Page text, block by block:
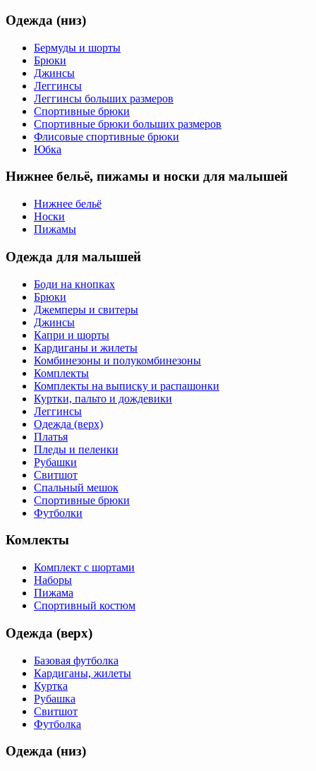
Одежда (низ)
Бермуды и шорты
Брюки
Джинсы
Леггинсы
Леггинсы больших размеров
Спортивные брюки
Спортивные брюки больших размеров
Флисовые спортивные брюки
Юбка
Нижнее бельё, пижамы и носки для малышей
Нижнее бельё
Носки
Пижамы
Одежда для малышей
Боди на кнопках
Брюки
Джемперы и свитеры
Джинсы
Капри и шорты
Кардиганы и жилеты
Комбинезоны и полукомбинезоны
Комплекты
Комплекты на выписку и распашонки
Куртки, пальто и дождевики
Леггинсы
Одежда (верх)
Платья
Пледы и пеленки
Рубашки
Свитшот
Спальный мешок
Спортивные брюки
Футболки
Комлекты
Комплект с шортами
Наборы
Пижама
Спортивный костюм
Одежда (верх)
Базовая футболка
Кардиганы, жилеты
Куртка
Рубашка
Свитшот
Футболка
Одежда (низ)